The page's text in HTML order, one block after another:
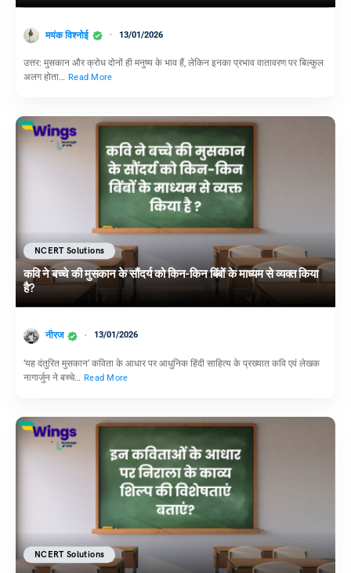
मयंक विश्नोई 13/01/2026
उत्तर: मुसकान और क्रोध दोनों ही मनुष्य के भाव हैं, लेकिन इनका प्रभाव वातावरण पर बिल्कुल
अलग होता… Read More
NCERT Solutions
कवि ने बच्चे की मुसकान के सौंदर्य को किन-किन बिंबों के माध्यम से व्यक्त किया
है?
नीरज 13/01/2026
‘यह दंतुरित मुसकान’ कविता के आधार पर आधुनिक हिंदी साहित्य के प्रख्यात कवि एवं लेखक
नागार्जुन ने बच्चे… Read More
NCERT Solutions